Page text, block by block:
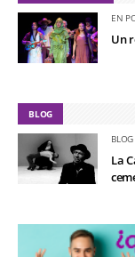
EN
Un
BLOG
BLOG
La